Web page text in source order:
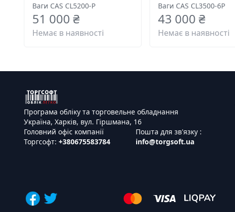
Ваги CAS CL5200-P
51 000 ₴
Немає в наявності
Ваги CAS CL3500-6P
43 000 ₴
Немає в наявності
Програма обліку та торговельне обладнання
Україна, Харків, вул. Гіршмана, 16
Головний офіс компанії
Торгсофт: +380675583784
Пошта для зв'язку :
info@torgsoft.ua